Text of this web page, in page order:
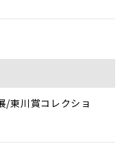
/東川賞コレクショ